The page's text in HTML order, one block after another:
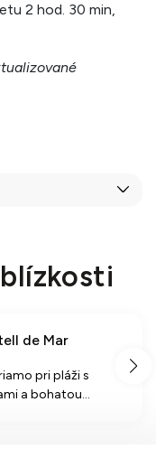
2 hod. 30 min,
de Mar
pri pláži s
a bohatou